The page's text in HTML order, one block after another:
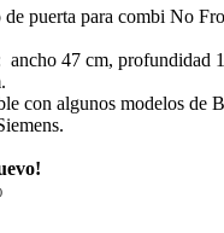
puerta para combi No
ancho 47 cm, profundidad
con algunos modelos de